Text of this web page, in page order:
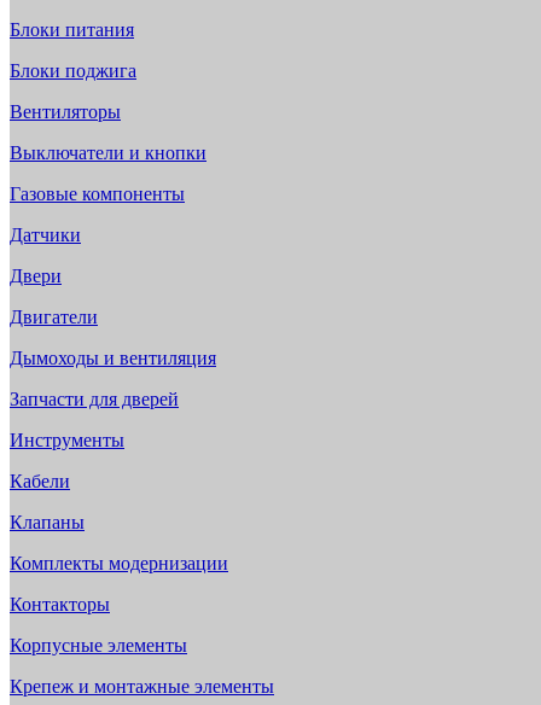
Блоки питания
Блоки поджига
Вентиляторы
Выключатели и кнопки
Газовые компоненты
Датчики
Двери
Двигатели
Дымоходы и вентиляция
Запчасти для дверей
Инструменты
Кабели
Клапаны
Комплекты модернизации
Контакторы
Корпусные элементы
Крепеж и монтажные элементы